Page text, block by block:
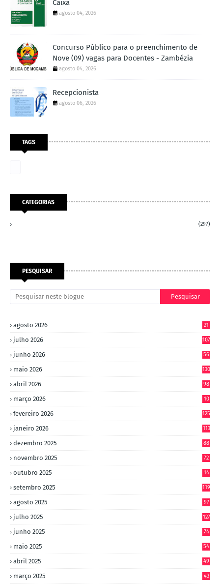
Caixa
agosto 04, 2026
Concurso Público para o preenchimento de
Nove (09) vagas para Docentes - Zambézia
agosto 04, 2026
Recepcionista
agosto 06, 2026
TAGS
CATEGORIAS
(297)
PESQUISAR
agosto 2026 21
julho 2026 107
junho 2026 56
maio 2026 130
abril 2026 98
março 2026
10
fevereiro 2026 125
janeiro 2026 113
dezembro 2025 88
novembro 2025 72
outubro 2025
14
setembro 2025 119
agosto 2025 97
julho 2025 127
junho 2025 74
maio 2025 54
abril 2025 49
março 2025 43